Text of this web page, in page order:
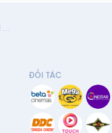
Hộ Linh Tráng Sĩ: Bí Ẩn Mộ Vua Đinh
ĐỐI TÁC